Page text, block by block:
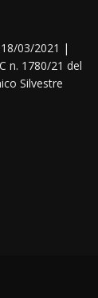
03/2021 |
n. 1780/21 del
Silvestre